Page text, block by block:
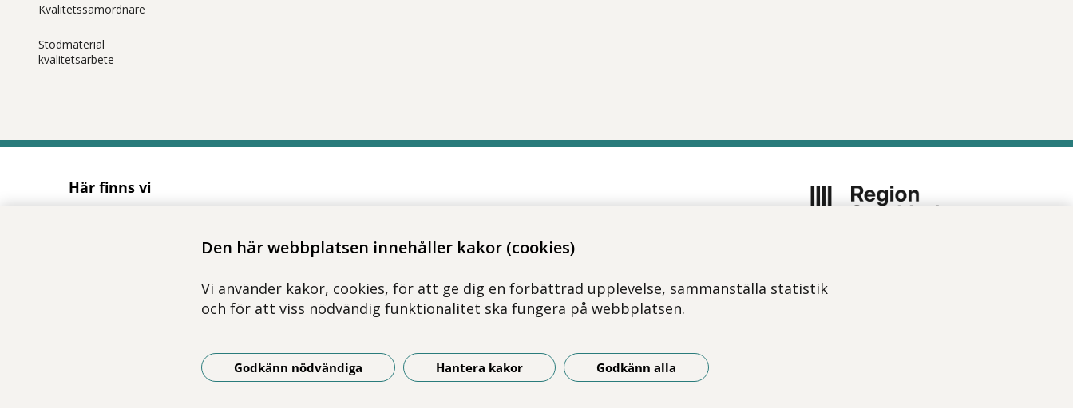
Den här webbplatsen innehåller kakor (cookies)
Vi använder kakor, cookies, för att ge dig en förbättrad upplevelse, sammanställa statistik
och för att viss nödvändig funktionalitet ska fungera på webbplatsen.
Godkänn nödvändiga Hantera kakor Godkänn alla
Kvalitetssamordnare
Stödmaterial
kvalitetsarbete
Här finns vi
hälso- och sjukvård i Region